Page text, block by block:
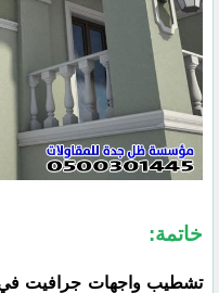
خاتمة:
تشطيب واجهات جرافيت في